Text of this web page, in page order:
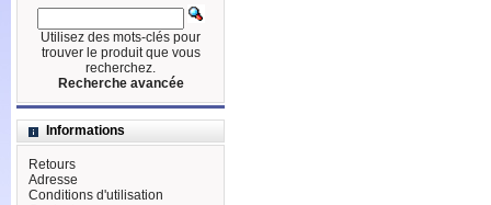
Utilisez des mots-clés pour
trouver le produit que vous
recherchez.
Recherche avancée
Informations
Retours
Adresse
Conditions d'utilisation